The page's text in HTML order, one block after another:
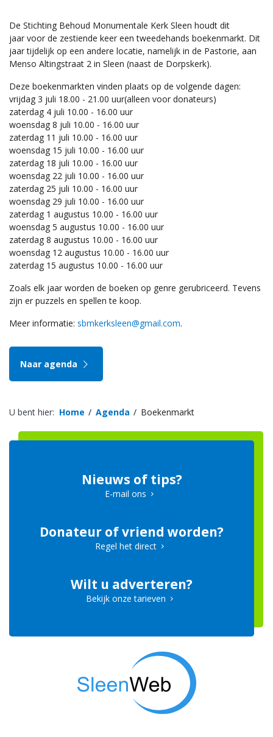
De Stichting Behoud Monumentale Kerk Sleen houdt dit
jaar voor de zestiende keer een tweedehands boekenmarkt. Dit
jaar tijdelijk op een andere locatie, namelijk in de Pastorie, aan
Menso Altingstraat 2 in Sleen (naast de Dorpskerk).
Deze boekenmarkten vinden plaats op de volgende dagen:
vrijdag 3 juli 18.00 - 21.00 uur(alleen voor donateurs)
zaterdag 4 juli 10.00 - 16.00 uur
woensdag 8 juli 10.00 - 16.00 uur
zaterdag 11 juli 10.00 - 16.00 uur
woensdag 15 juli 10.00 - 16.00 uur
zaterdag 18 juli 10.00 - 16.00 uur
woensdag 22 juli 10.00 - 16.00 uur
zaterdag 25 juli 10.00 - 16.00 uur
woensdag 29 juli 10.00 - 16.00 uur
zaterdag 1 augustus 10.00 - 16.00 uur
woensdag 5 augustus 10.00 - 16.00 uur
zaterdag 8 augustus 10.00 - 16.00 uur
woensdag 12 augustus 10.00 - 16.00 uur
zaterdag 15 augustus 10.00 - 16.00 uur
Zoals elk jaar worden de boeken op genre gerubriceerd. Tevens
zijn er puzzels en spellen te koop.
Meer informatie: sbmkerksleen@gmail.com.
Naar agenda
U bent hier: Home Agenda Boekenmarkt
Nieuws of tips?
E-mail ons
Donateur of vriend worden?
Regel het direct
Wilt u adverteren?
Bekijk onze tarieven